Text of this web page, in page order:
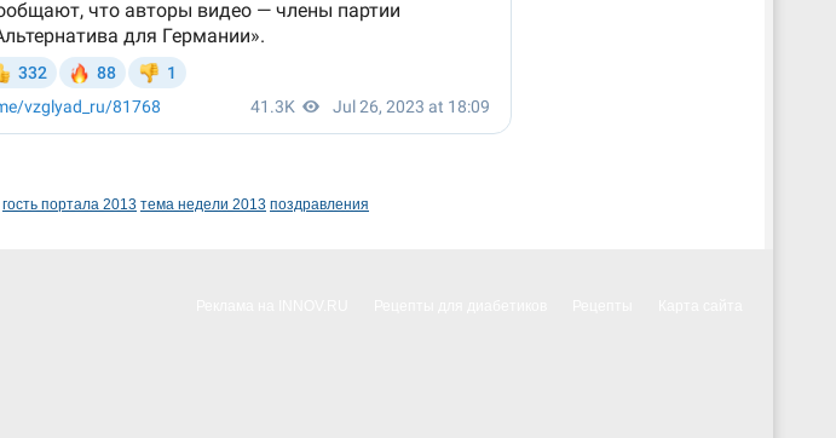
гость портала 2013 тема недели 2013 поздравления